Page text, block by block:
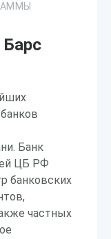
Банк
ЦБ РФ
банковских
частных